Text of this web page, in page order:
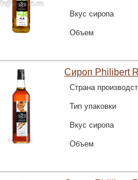
Вкус сиропа
Объем
Сироп Philibert
Страна
Тип упаковки
Вкус сиропа
Объем